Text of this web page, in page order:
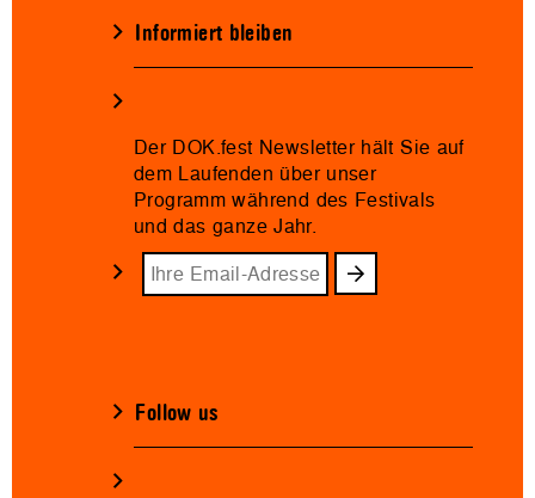
Informiert bleiben
Der DOK.fest Newsletter hält Sie auf
dem Laufenden über unser
Programm während des Festivals
und das ganze Jahr.
Follow us